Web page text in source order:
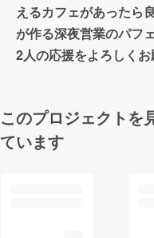
えるカフェがあったら
が作る深夜営業のパフ
2人の応援をよろしく
このプロジェクトを
ています